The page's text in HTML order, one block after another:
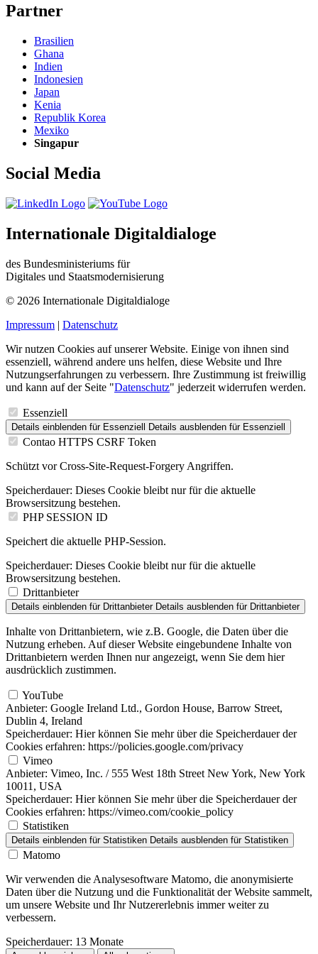
Partner
Brasilien
Ghana
Indien
Indonesien
Japan
Kenia
Republik Korea
Mexiko
Singapur
Social Media
Internationale Digitaldialoge
des Bundesministeriums für
Digitales und Staatsmodernisierung
© 2026 Internationale Digitaldialoge
Impressum | Datenschutz
Wir nutzen Cookies auf unserer Website. Einige von ihnen sind
essenziell, während andere uns helfen, diese Website und Ihre
Nutzungserfahrungen zu verbessern. Ihre Zustimmung ist freiwillig
und kann auf der Seite "Datenschutz" jederzeit widerrufen werden.
Essenziell
Details einblenden für Essenziell Details ausblenden für Essenziell
Contao HTTPS CSRF Token
Schützt vor Cross-Site-Request-Forgery Angriffen.
Speicherdauer: Dieses Cookie bleibt nur für die aktuelle
Browsersitzung bestehen.
PHP SESSION ID
Speichert die aktuelle PHP-Session.
Speicherdauer: Dieses Cookie bleibt nur für die aktuelle
Browsersitzung bestehen.
Drittanbieter
Details einblenden für Drittanbieter Details ausblenden für Drittanbieter
Inhalte von Drittanbietern, wie z.B. Google, die Daten über die
Nutzung erheben. Auf dieser Website eingebundene Inhalte von
Drittanbietern werden Ihnen nur angezeigt, wenn Sie dem hier
ausdrücklich zustimmen.
YouTube
Anbieter: Google Ireland Ltd., Gordon House, Barrow Street,
Dublin 4, Ireland
Speicherdauer: Hier können Sie mehr über die Speicherdauer der
Cookies erfahren: https://policies.google.com/privacy
Vimeo
Anbieter: Vimeo, Inc. / 555 West 18th Street New York, New York
10011, USA
Speicherdauer: Hier können Sie mehr über die Speicherdauer der
Cookies erfahren: https://vimeo.com/cookie_policy
Statistiken
Details einblenden für Statistiken Details ausblenden für Statistiken
Matomo
Wir verwenden die Analysesoftware Matomo, die anonymisierte
Daten über die Nutzung und die Funktionalität der Website sammelt,
um unsere Website und Ihr Nutzererlebnis immer weiter zu
verbessern.
Speicherdauer: 13 Monate